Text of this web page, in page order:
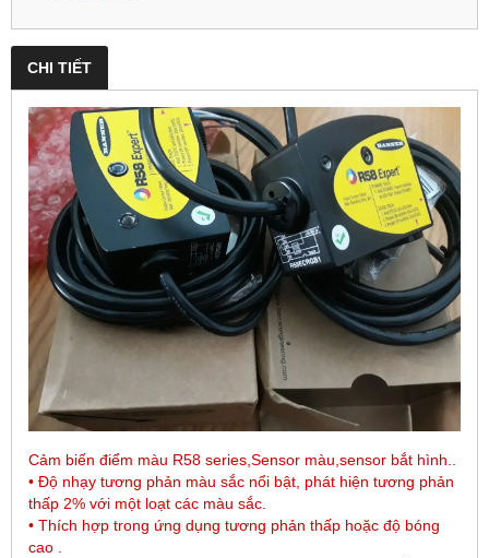
CHI TIẾT
Cảm biến điểm màu R58 series,Sensor màu,sensor bắt hình..
• Độ nhạy tương phản màu sắc nổi bật, phát hiện tương phản
thấp 2% với một loạt các màu sắc.
• Thích hợp trong ứng dụng tương phản thấp hoặc độ bóng
cao .